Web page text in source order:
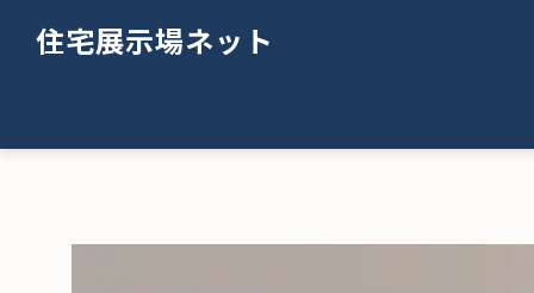
住宅展示場ネット